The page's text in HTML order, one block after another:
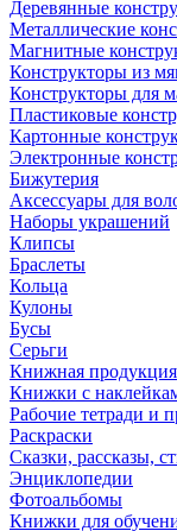
Деревянные
Металлические
Магнитные
Конструкторы из
Конструкторы для
Пластиковые
Картонные
Электронные
Бижутерия
Аксессуары для
Наборы украшений
Клипсы
Браслеты
Кольца
Кулоны
Бусы
Серьги
Книжная продукция
Книжки с
Рабочие тетради и
Раскраски
Сказки, рассказы,
Энциклопедии
Фотоальбомы
Книжки для